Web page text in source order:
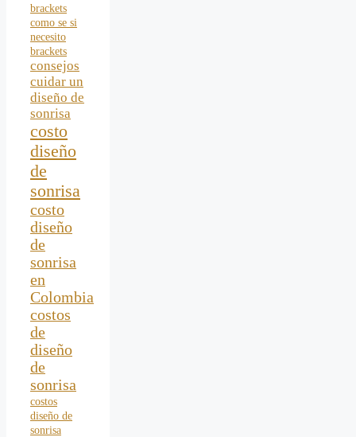
brackets
como se si
necesito
brackets
consejos
cuidar un
diseño de
sonrisa
costo
diseño
de
sonrisa
costo
diseño
de
sonrisa
en
Colombia
costos
de
diseño
de
sonrisa
costos
diseño de
sonrisa